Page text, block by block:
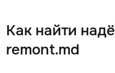
Как найти
remont.md